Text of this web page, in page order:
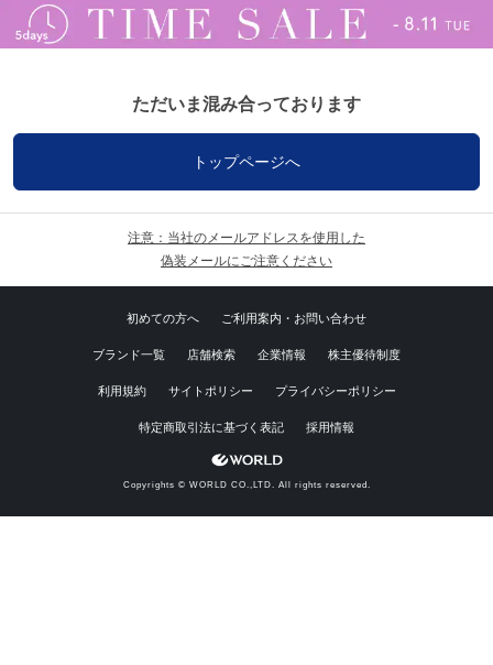
ただいま混み合っております
トップページへ
注意：当社のメールアドレスを使用した
偽装メールにご注意ください
初めての方へ ご利用案内・お問い合わせ
ブランド一覧 店舗検索 企業情報 株主優待制度
利用規約 サイトポリシー プライバシーポリシー
特定商取引法に基づく表記 採用情報
Copyrights © WORLD CO.,LTD. All rights reserved.